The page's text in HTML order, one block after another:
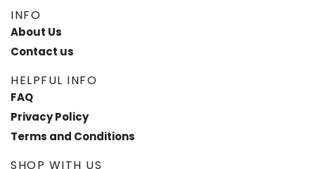
INFO
About Us
Contact us
HELPFUL INFO
FAQ
Privacy Policy
Terms and Conditions
SHOP WITH US